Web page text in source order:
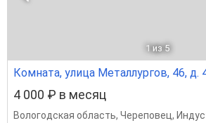
1 из 5
Комната, улица Металлургов, 46, д.
4 000 ₽ в месяц
Вологодская область, Череповец,